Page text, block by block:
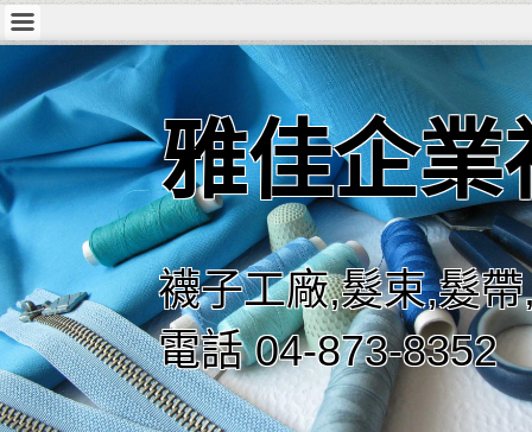
雅佳企業
襪子工廠,髮束,髮
電話 04-873-8352